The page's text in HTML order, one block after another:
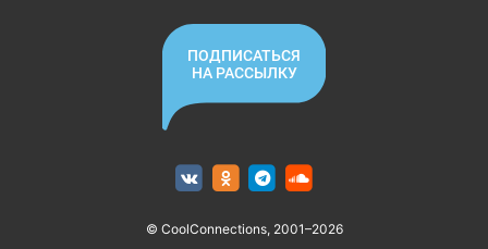
ПОДПИСАТЬСЯ
НА РАССЫЛКУ
© CoolConnections, 2001–2026